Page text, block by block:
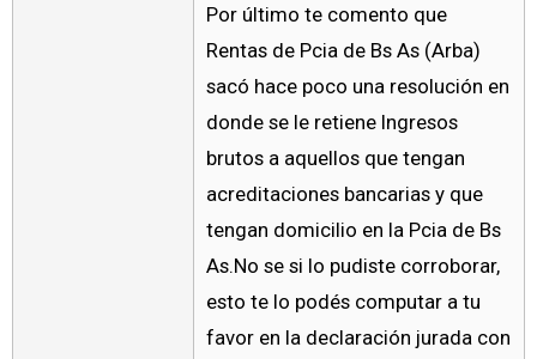
Por último te comento que
Rentas de Pcia de Bs As (Arba)
sacó hace poco una resolución en
donde se le retiene Ingresos
brutos a aquellos que tengan
acreditaciones bancarias y que
tengan domicilio en la Pcia de Bs
As.No se si lo pudiste corroborar,
esto te lo podés computar a tu
favor en la declaración jurada con